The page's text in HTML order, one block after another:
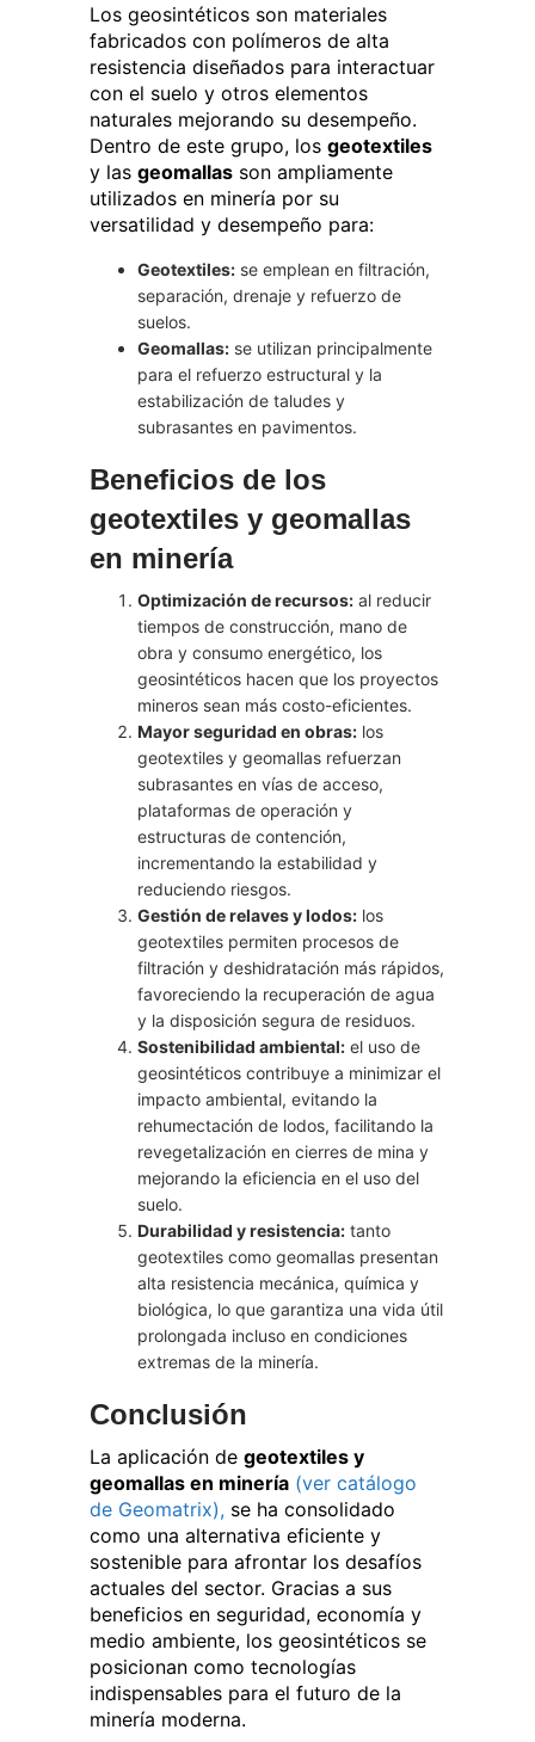
Los geosintéticos son materiales
fabricados con polímeros de alta
resistencia diseñados para interactuar
con el suelo y otros elementos
naturales mejorando su desempeño.
Dentro de este grupo, losgeotextiles
y lasgeomallas son ampliamente
utilizados en minería por su
versatilidad y desempeño para:
Geotextiles: se emplean en filtración,
separación, drenaje y refuerzo de
suelos.
Geomallas: se utilizan principalmente
para el refuerzo estructural y la
estabilización de taludes y
subrasantes en pavimentos.
Beneficios de los
geotextiles y geomallas
en minería
Optimización de recursos: al reducir
tiempos de construcción, mano de
obra y consumo energético, los
geosintéticos hacen que los proyectos
mineros sean más costo-eficientes.
Mayor seguridad en obras: los
geotextiles y geomallas refuerzan
subrasantes en vías de acceso,
plataformas de operación y
estructuras de contención,
incrementando la estabilidad y
reduciendo riesgos.
Gestión de relaves y lodos: los
geotextiles permiten procesos de
filtración y deshidratación más rápidos,
favoreciendo la recuperación de agua
y la disposición segura de residuos.
Sostenibilidad ambiental: el uso de
geosintéticos contribuye a minimizar el
impacto ambiental, evitando la
rehumectación de lodos, facilitando la
revegetalización en cierres de mina y
mejorando la eficiencia en el uso del
suelo.
Durabilidad y resistencia: tanto
geotextiles como geomallas presentan
alta resistencia mecánica, química y
biológica, lo que garantiza una vida útil
prolongada incluso en condiciones
extremas de la minería.
Conclusión
La aplicación degeotextiles y
geomallas en minería (ver catálogo
de Geomatrix), se ha consolidado
como una alternativa eficiente y
sostenible para afrontar los desafíos
actuales del sector. Gracias a sus
beneficios en seguridad, economía y
medio ambiente, los geosintéticos se
posicionan como tecnologías
indispensables para el futuro de la
minería moderna.